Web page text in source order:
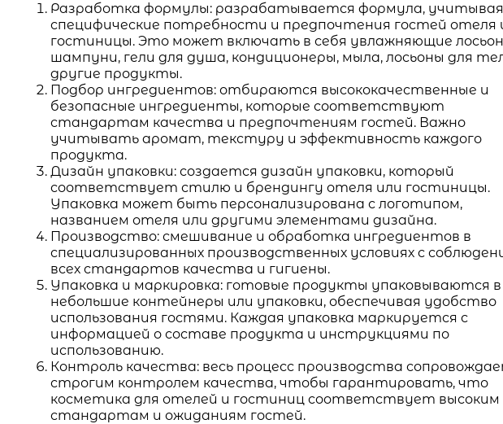
Разработка формулы: разрабатывается формула, учитывая
специфические потребности и предпочтения гостей отеля
гостиницы. Это может включать в себя увлажняющие
шампуни, гели для душа, кондиционеры, мыла, лосьоны для
другие продукты.
Подбор ингредиентов: отбираются высококачественные и
безопасные ингредиенты, которые соответствуют
стандартам качества и предпочтениям гостей. Важно
учитывать аромат, текстуру и эффективность каждого
продукта.
Дизайн упаковки: создается дизайн упаковки, который
соответствует стилю и брендингу отеля или гостиницы.
Упаковка может быть персонализирована с логотипом,
названием отеля или другими элементами дизайна.
Производство: смешивание и обработка ингредиентов в
специализированных производственных условиях с
всех стандартов качества и гигиены.
Упаковка и маркировка: готовые продукты упаковываются в
небольшие контейнеры или упаковки, обеспечивая удобство
использования гостями. Каждая упаковка маркируется с
информацией о составе продукта и инструкциями по
использованию.
Контроль качества: весь процесс производства
строгим контролем качества, чтобы гарантировать, что
косметика для отелей и гостиниц соответствует высоким
стандартам и ожиданиям гостей.